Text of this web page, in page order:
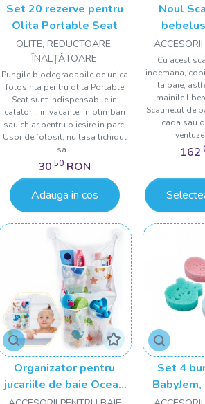
Set 20 rezerve pentru
Olita Portable Seat
OLITE, REDUCTOARE,
ÎNALȚǍTOARE
Pungile biodegradabile de unica
folosinta pentru olita Portable
Seat sunt indispensabile in
calatorii, in vacante, in plimbari
sau chiar pentru o iesire in parc.
Usor de folosit, nu lasa lichidul
sa...
30,50 RON
Adauga in cos
Noul
Cu acest
indemana,
la baie,
mainile
Scaunelul de
cada sau
162
Organizator pentru
jucariile de baie Ocean
Set 4